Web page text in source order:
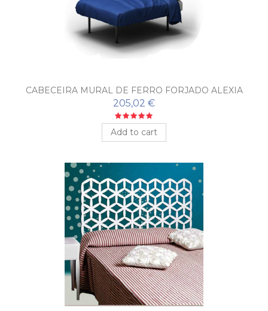
CABECEIRA MURAL DE FERRO FORJADO ALEXIA
205,02 €
Add to cart